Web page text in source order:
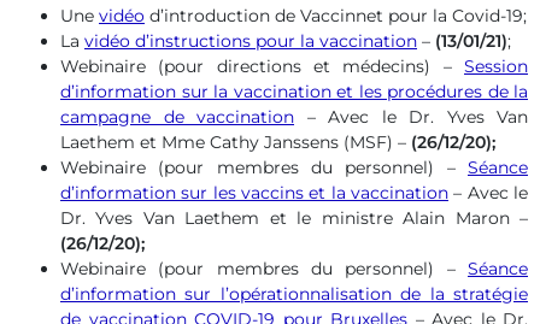
Une vidéo d’introduction de Vaccinnet pour la Covid-19;
La vidéo d’instructions pour la vaccination – (13/01/21);
Webinaire (pour directions et médecins) – Session
d’information sur la vaccination et les procédures de la
campagne de vaccination – Avec le Dr. Yves Van
Laethem et Mme Cathy Janssens (MSF) – (26/12/20);
Webinaire (pour membres du personnel) – Séance
d’information sur les vaccins et la vaccination – Avec le
Dr. Yves Van Laethem et le ministre Alain Maron –
(26/12/20);
Webinaire (pour membres du personnel) – Séance
d’information sur l’opérationnalisation de la stratégie
de vaccination COVID-19 pour Bruxelles – Avec le Dr.